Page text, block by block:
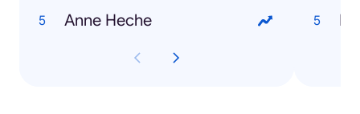
Anne Heche